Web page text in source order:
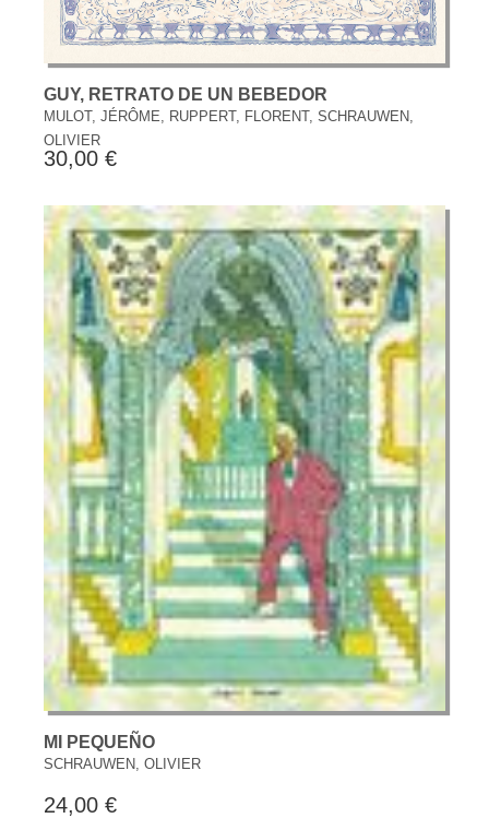
GUY, RETRATO DE UN BEBEDOR
MULOT, JÉRÔME, RUPPERT, FLORENT, SCHRAUWEN,
OLIVIER
30,00 €
MI PEQUEÑO
SCHRAUWEN, OLIVIER
24,00 €